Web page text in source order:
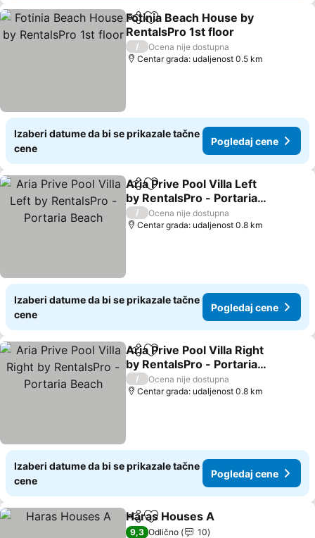
Deli Dodati u favorite
Fotinia Beach House by
RentalsPro 1st floor
/
Ocena nije dostupna
Centar grada: udaljenost 0.5 km
Izaberi datume da bi se prikazale tačne
cene
Pogledaj cene
Deli Dodati u favorite
Aria Prive Pool Villa Left
by RentalsPro - Portaria
Beach
/
Ocena nije dostupna
Centar grada: udaljenost 0.8 km
Izaberi datume da bi se prikazale tačne
cene
Pogledaj cene
Deli Dodati u favorite
Aria Prive Pool Villa Right
by RentalsPro - Portaria
Beach
/
Ocena nije dostupna
Centar grada: udaljenost 0.8 km
Izaberi datume da bi se prikazale tačne
cene
Pogledaj cene
Deli Dodati u favorite
Haras Houses A
9,3 Odlično
10